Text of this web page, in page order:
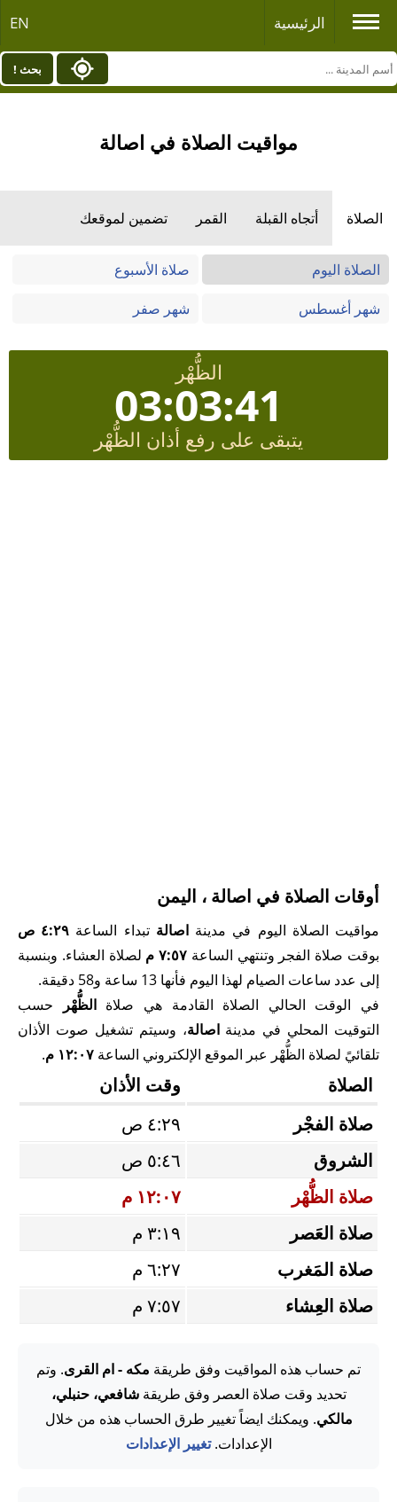
الرئيسية EN
بحث !
مواقيت الصلاة في اصالة
الصلاة أتجاه القبلة القمر تضمين لموقعك
الصلاة اليوم
صلاة الأسبوع
شهر أغسطس
شهر صفر
الظُّهْر
03:03:41
يتبقى على رفع أذان الظُّهْر
أوقات الصلاة في اصالة ، اليمن
مواقيت الصلاة اليوم في مدينةاصالة تبداء الساعة ٤:٢٩ ص
بوقت صلاة الفجر وتنتهي الساعة ٧:٥٧ م
لصلاة العشاء. وبنسبة
إلى عدد ساعات الصيام لهذا اليوم فأنها 13 ساعة و58 دقيقة.
في الوقت الحالي الصلاة القادمة هي صلاةالظُّهْر
حسب
التوقيت المحلي في مدينةاصالة، وسيتم تشغيل صوت الأذان
تلقائيً لصلاة الظُّهْر عبر الموقع الإلكتروني الساعة ١٢:٠٧ م .
الصلاة
وقت الأذان
صلاة الفجْر
٤:٢٩ ص
الشروق
٥:٤٦ ص
صلاة الظُّهْر
١٢:٠٧ م
صلاة العَصر
٣:١٩ م
صلاة المَغرب
٦:٢٧ م
صلاة العِشاء
٧:٥٧ م
تم حساب هذه المواقيت وفق طريقة مكه - ام القرى. وتم
تحديد وقت صلاة العصر وفق طريقةشافعي، حنبلي،
مالكي. ويمكنك ايضاً تغيير طرق الحساب هذه من خلال
الإعدادات.تغيير الإعدادات